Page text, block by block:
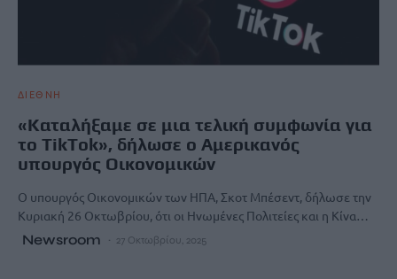
ΔΙΕΘΝΗ
«Καταλήξαμε σε μια τελική συμφωνία για
το TikTok», δήλωσε ο Αμερικανός
υπουργός Οικονομικών
Ο υπουργός Οικονομικών των ΗΠΑ, Σκοτ Μπέσεντ, δήλωσε την
Κυριακή 26 Οκτωβρίου, ότι οι Ηνωμένες Πολιτείες και η Κίνα…
Newsroom 27 Οκτωβρίου, 2025